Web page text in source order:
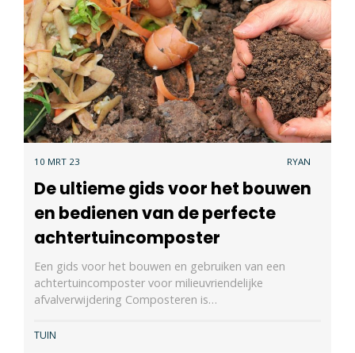
10 MRT 23 RYAN
De ultieme gids voor het bouwen
en bedienen van de perfecte
achtertuincomposter
Een gids voor het bouwen en gebruiken van een
achtertuincomposter voor milieuvriendelijke
afvalverwijdering Composteren is…
TUIN